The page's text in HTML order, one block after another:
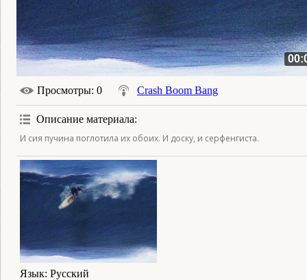
Просмотры: 0 Crash Boom Bang
Описание материала:
И сия пучина поглотила их обоих. И доску, и серфенгиста.
Язык: Русский